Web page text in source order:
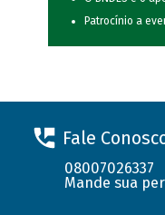
Patrocínio a
Fale
08007026337
Mande sua